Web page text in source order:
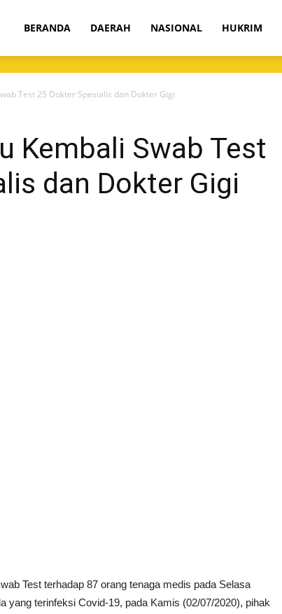
BERANDA DAERAH NASIONAL HUKRIM
Test 25 Dokter Spesialis dan Dokter Gigi
Kembali Swab Test
dan Dokter Gigi
Test terhadap 87 orang tenaga medis pada Selasa
yang terinfeksi Covid-19, pada Kamis (02/07/2020), pihak